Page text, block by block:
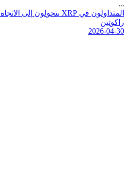
...
لمتد ولون في XRP يتحولون لى لتجاه
ر كوتين
2026-04-30